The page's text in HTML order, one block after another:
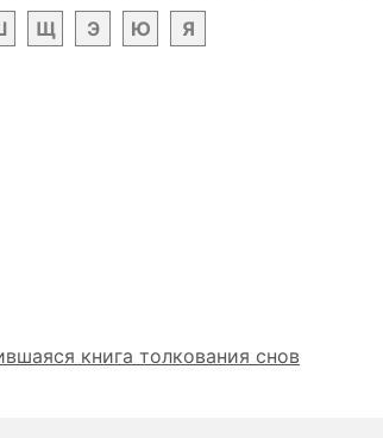
Щ Э Ю Я
книга толкования снов